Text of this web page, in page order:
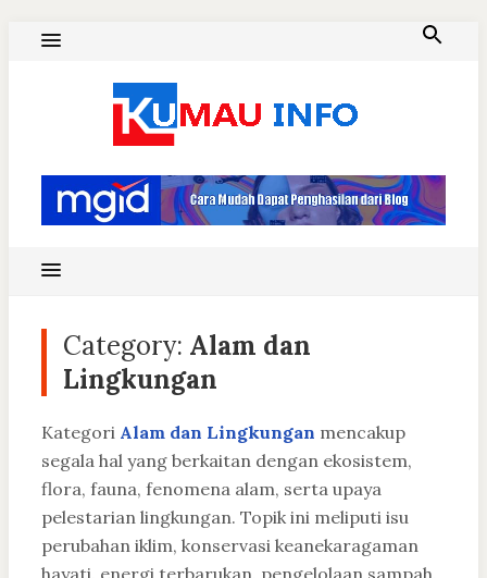
Category: Alam dan
Lingkungan
Kategori Alam dan Lingkungan mencakup
segala hal yang berkaitan dengan ekosistem,
flora, fauna, fenomena alam, serta upaya
pelestarian lingkungan. Topik ini meliputi isu
perubahan iklim, konservasi keanekaragaman
hayati, energi terbarukan, pengelolaan sampah,